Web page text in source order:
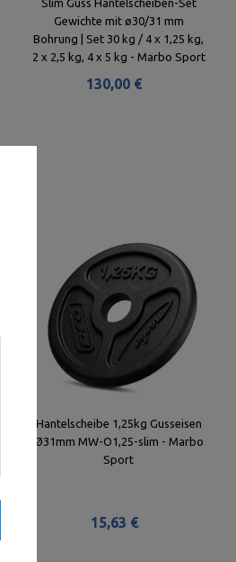
Slim Guss Hantelscheiben-Set
Gewichte mit ø30/31 mm
Bohrung | Set 30 kg / 4 x 1,25 kg,
2 x 2,5 kg, 4 x 5 kg - Marbo Sport
130,00 €
Hantelscheibe 1,25kg Gusseisen
Ø31mm MW-O1,25-slim - Marbo
Sport
15,63 €